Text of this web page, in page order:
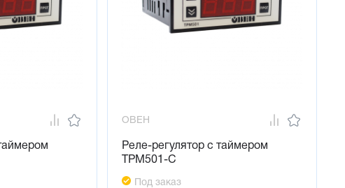
ОВЕН
Реле-регулятор с таймером
ТРМ501-С
Под заказ